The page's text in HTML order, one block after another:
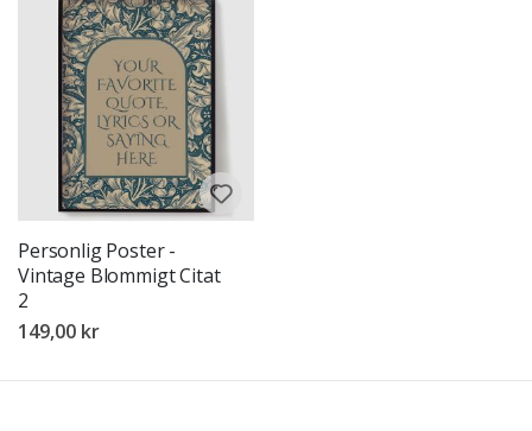
Personlig Poster -
Vintage Blommigt Citat
2
149,00 kr